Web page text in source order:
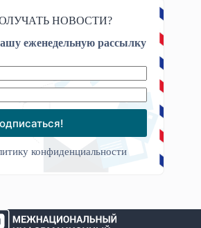
НОВОСТИ?
еженедельную рассылку
конфиденциальности